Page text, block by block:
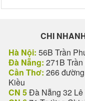
CHI
Hà Nội: 56B Trần
Đà Nẵng: 271B
Cần Thơ: 266
Kiều
CN 5Đà Nẵng 32